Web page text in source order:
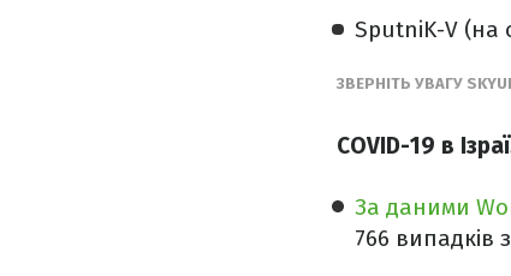
SputniK-V (на
ЗВЕРНІТЬ УВАГУ
COVID-19 в
За даними
766 випадків